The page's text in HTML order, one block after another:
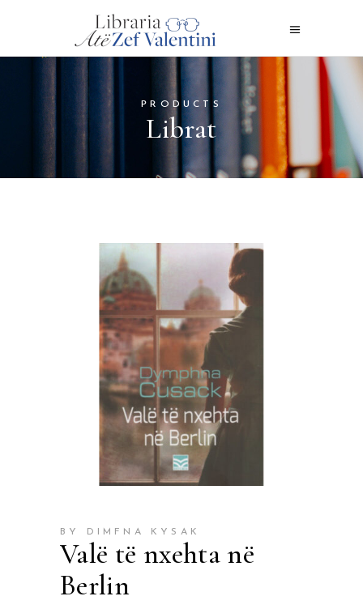
PRODUCTS
Librat
BY DIMFNA KYSAK
Valë të nxehta në
Berlin